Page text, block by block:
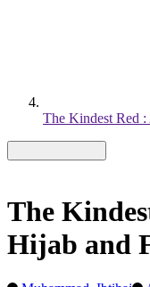
The Kindest Red
The
Hijab and